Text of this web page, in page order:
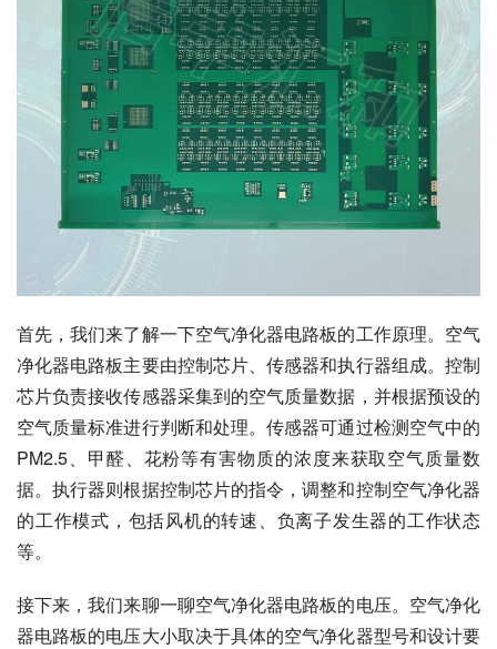
首先，我们来了解一下空气净化器电路板的工作原理。空气
净化器电路板主要由控制芯片、传感器和执行器组成。控制
芯片负责接收传感器采集到的空气质量数据，并根据预设的
空气质量标准进行判断和处理。传感器可通过检测空气中的
PM2.5、甲醛、花粉等有害物质的浓度来获取空气质量数
据。执行器则根据控制芯片的指令，调整和控制空气净化器
的工作模式，包括风机的转速、负离子发生器的工作状态
等。
接下来，我们来聊一聊空气净化器电路板的电压。空气净化
器电路板的电压大小取决于具体的空气净化器型号和设计要